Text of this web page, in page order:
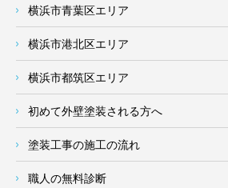
横浜市青葉区エリア
横浜市港北区エリア
横浜市都筑区エリア
初めて外壁塗装される方へ
塗装工事の施工の流れ
職人の無料診断